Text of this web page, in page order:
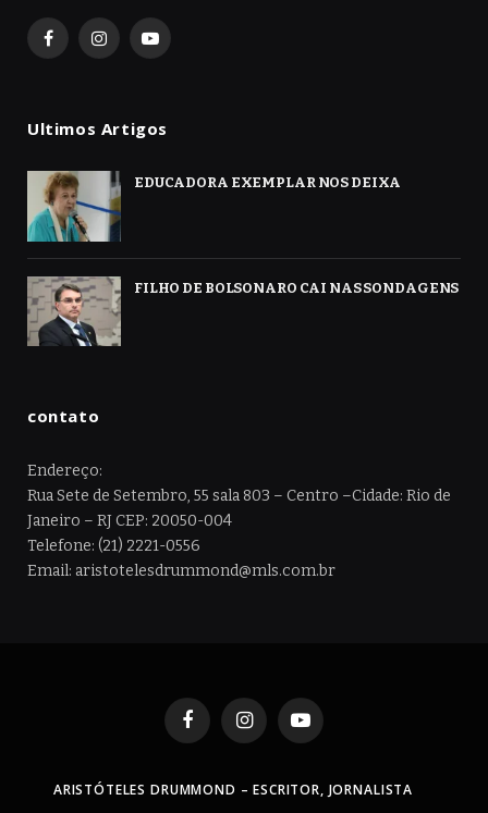
FacebookInstagramYouTube
Ultimos Artigos
EDUCADORA EXEMPLAR NOS DEIXA
FILHO DE BOLSONARO CAI NAS SONDAGENS
contato
Endereço:
Rua Sete de Setembro, 55 sala 803 – Centro –Cidade: Rio de
Janeiro – RJ CEP: 20050-004
Telefone: (21) 2221-0556
Email: aristotelesdrummond@mls.com.br
FacebookInstagramYouTube
ARISTÓTELES DRUMMOND – ESCRITOR, JORNALISTA